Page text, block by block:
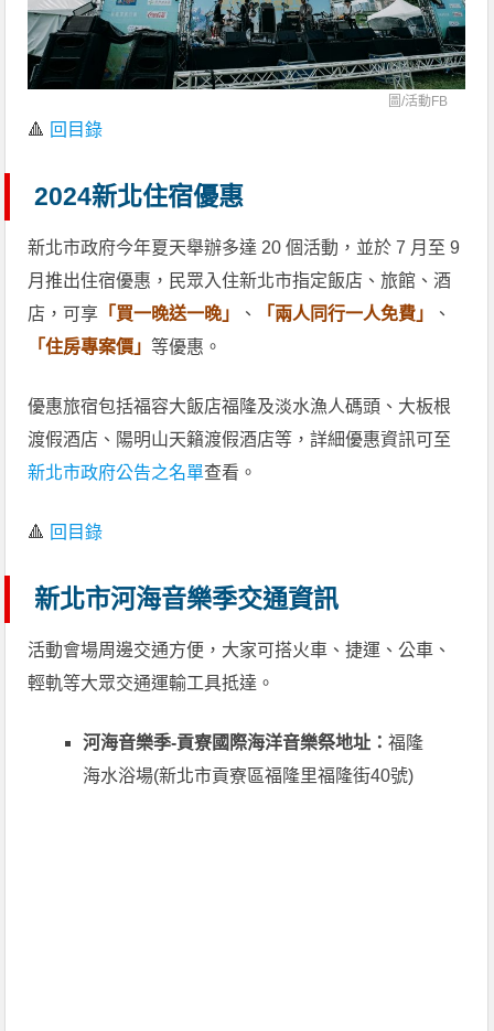
圖/活動FB
🔺 回目錄
2024新北住宿優惠
新北市政府今年夏天舉辦多達 20 個活動，並於 7 月至 9
月推出住宿優惠，民眾入住新北市指定飯店、旅館、酒
店，可享 「買一晚送一晚」 、 「兩人同行一人免費」
、
「住房專案價」等優惠。
優惠旅宿包括福容大飯店福隆及淡水漁人碼頭、大板根
渡假酒店、陽明山天籟渡假酒店等，詳細優惠資訊可至
新北市政府公告之名單查看。
🔺 回目錄
新北市河海音樂季交通資訊
活動會場周邊交通方便，大家可搭火車、捷運、公車、
輕軌等大眾交通運輸工具抵達。
河海音樂季-貢寮國際海洋音樂祭地址：福隆
海水浴場(新北市貢寮區福隆里福隆街40號)